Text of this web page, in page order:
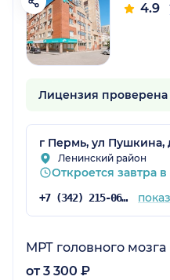
4.9
Лицензия проверена
г Пермь, ул Пушкина,
Ленинский район
Откроется завтра в
+7 (342) 215-06-85
МРТ головного мозга
от 3 300 ₽